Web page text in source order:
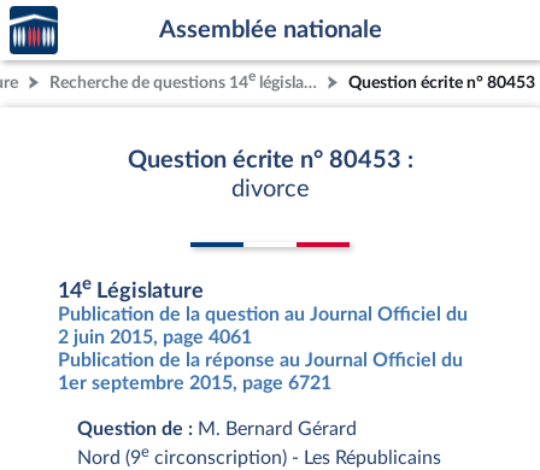
Aller au contenu
Aller en bas de la page
Accèder
à la
page
d'accueil
Assemblée nationale
Recherche de questions 14e législature Question écrite n° 80453
Question écrite n° 80453 :
divorce
14e Législature
Publication de la question au Journal Officiel du
2 juin 2015, page 4061
Publication de la réponse au Journal Officiel du
1er septembre 2015, page 6721
Question de : M. Bernard Gérard
Nord (9e circonscription) - Les Républicains